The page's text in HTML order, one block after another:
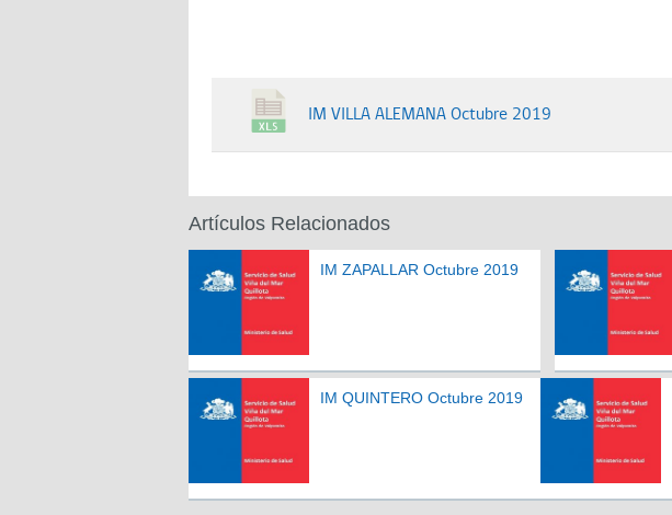
IM VILLA ALEMANA Octubre 2019
Artículos Relacionados
IM ZAPALLAR Octubre 2019
IM QUINTERO Octubre 2019